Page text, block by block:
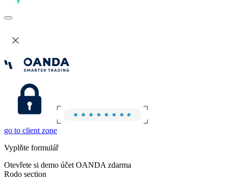
go to client zone
Vyplňte formulář
Otevřete si demo účet OANDA zdarma
Rodo section